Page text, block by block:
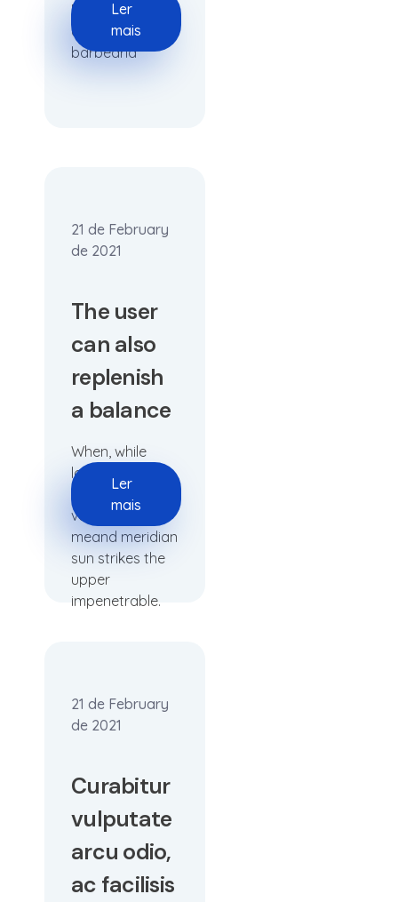
Fature mais
com sua
barbearia
Ler
mais
21 de February
de 2021
The user
can also
replenish
a balance
When, while
lovely valley
teems with
vapour around
meand meridian
sun strikes the
upper
impenetrable.
Ler
mais
21 de February
de 2021
Curabitur
vulputate
arcu odio,
ac facilisis